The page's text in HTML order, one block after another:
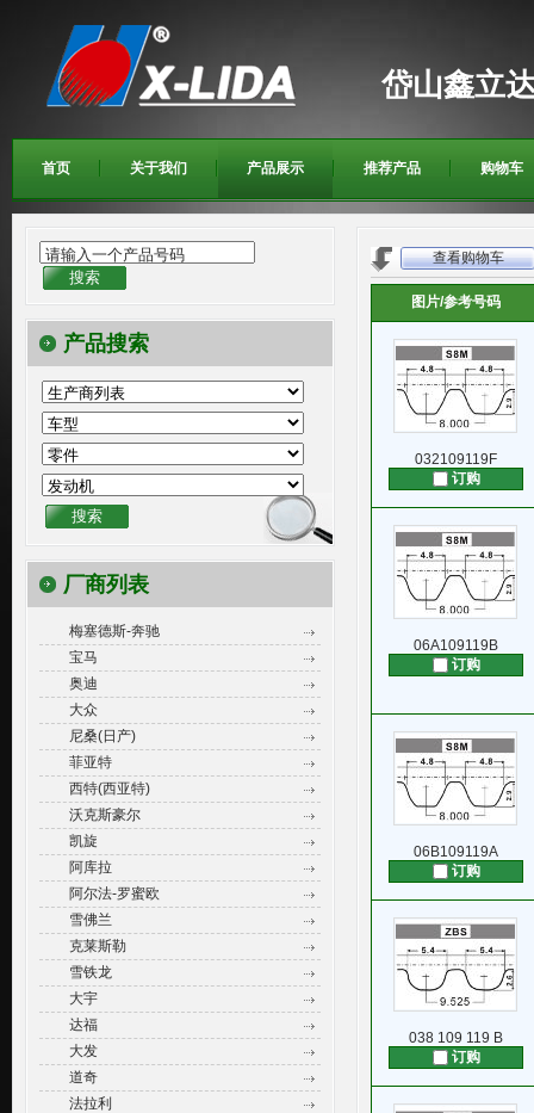
岱山鑫立
首页 关于我们 产品展示 推荐产品 购物车
查看购物车
图片/参考号码
订购
032109119F
订购
06A109119B
订购
06B109119A
订购
038 109 119 B
请输入一个产品号码
产品搜索
厂商列表
梅塞德斯-奔驰
宝马
奥迪
大众
尼桑(日产)
菲亚特
西特(西亚特)
沃克斯豪尔
凯旋
阿库拉
阿尔法-罗蜜欧
雪佛兰
克莱斯勒
雪铁龙
大宇
达福
大发
道奇
法拉利